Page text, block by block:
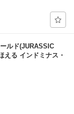
ルド(JURASSIC
る インドミナス・